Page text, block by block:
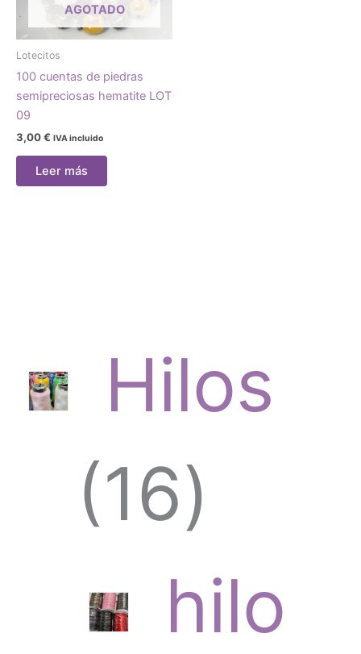
Hilos
161
6
hilo
AGOTADO
Lotecitos
100 cuentas de piedras
semipreciosas hematite LOT
09
3,00€ IVA incluido
Leer más